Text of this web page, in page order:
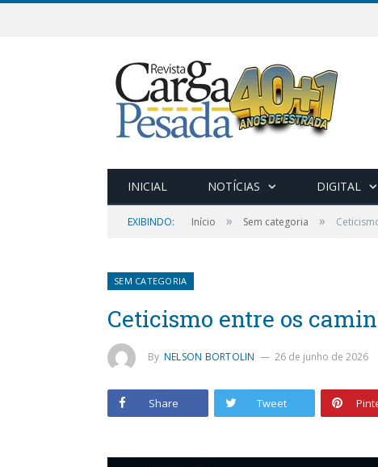
INICIAL NOTÍCIAS DIGITAL
EXIBINDO: Início » Sem categoria »
SEM CATEGORIA
Ceticismo entre os
By NELSON BORTOLIN 26 de junho de 2026
Share Tweet